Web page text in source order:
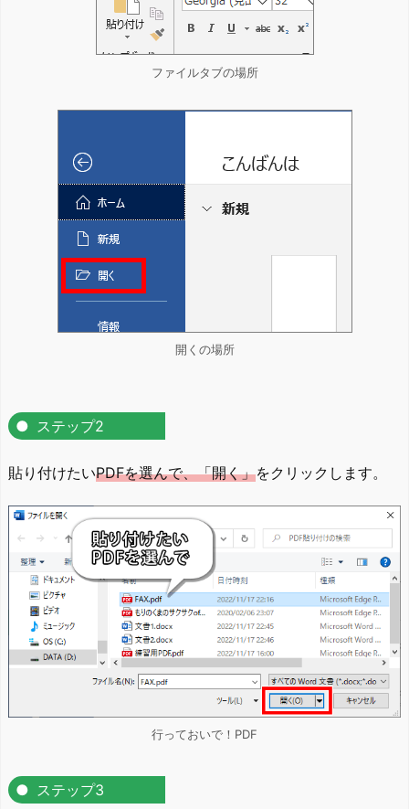
ファイルタブの場所
開くの場所
ステップ2
貼り付けたいPDFを選んで、「開く」をクリックします。
行っておいで！PDF
ステップ3